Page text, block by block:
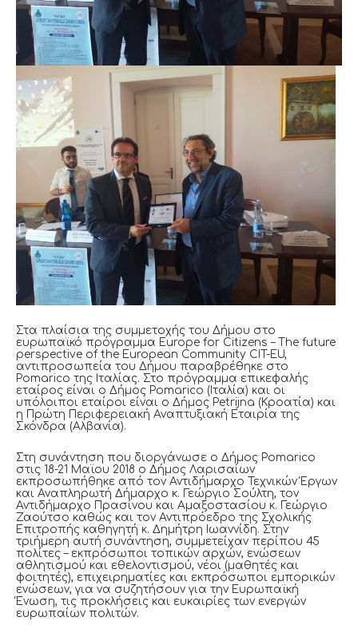
Στα πλαίσια της συμμετοχής του Δήμου στο
ευρωπαϊκό πρόγραμμα Europe for Citizens – The future
perspective of the European Community CIT-EU,
αντιπροσωπεία του Δήμου παραβρέθηκε στο
Pomarico της Ιταλίας. Στο πρόγραμμα επικεφαλής
εταίρος είναι ο Δήμος Pomarico (Ιταλία) και οι
υπόλοιποι εταίροι είναι ο Δήμος Petrijna (Κροατία) και
η Πρώτη Περιφερειακή Αναπτυξιακή Εταιρία της
Σκόνδρα (Αλβανία).
Στη συνάντηση που διοργάνωσε ο Δήμος Pomarico
στις 18-21 Μαϊου 2018 ο Δήμος Λαρισαίων
εκπροσωπήθηκε από τον Αντιδήμαρχο Τεχνικών Έργων
και Αναπληρωτή Δήμαρχο κ. Γεώργιο Σούλτη, τον
Αντιδήμαρχο Πρασίνου και Αμαξοστασίου κ. Γεώργιο
Ζαούτσο καθώς και τον Αντιπρόεδρο της Σχολικής
Επιτροπής καθηγητή κ. Δημήτρη Ιωαννίδη. Στην
τριήμερη αυτή συνάντηση, συμμετείχαν περίπου 45
πολίτες – εκπρόσωποι τοπικών αρχών, ενώσεων
αθλητισμού και εθελοντισμού, νέοι (μαθητές και
φοιτητές), επιχειρηματίες και εκπρόσωποι εμπορικών
ενώσεων, για να συζητήσουν για την Ευρωπαϊκή
Ένωση, τις προκλήσεις και ευκαιρίες των ενεργών
ευρωπαίων πολιτών.